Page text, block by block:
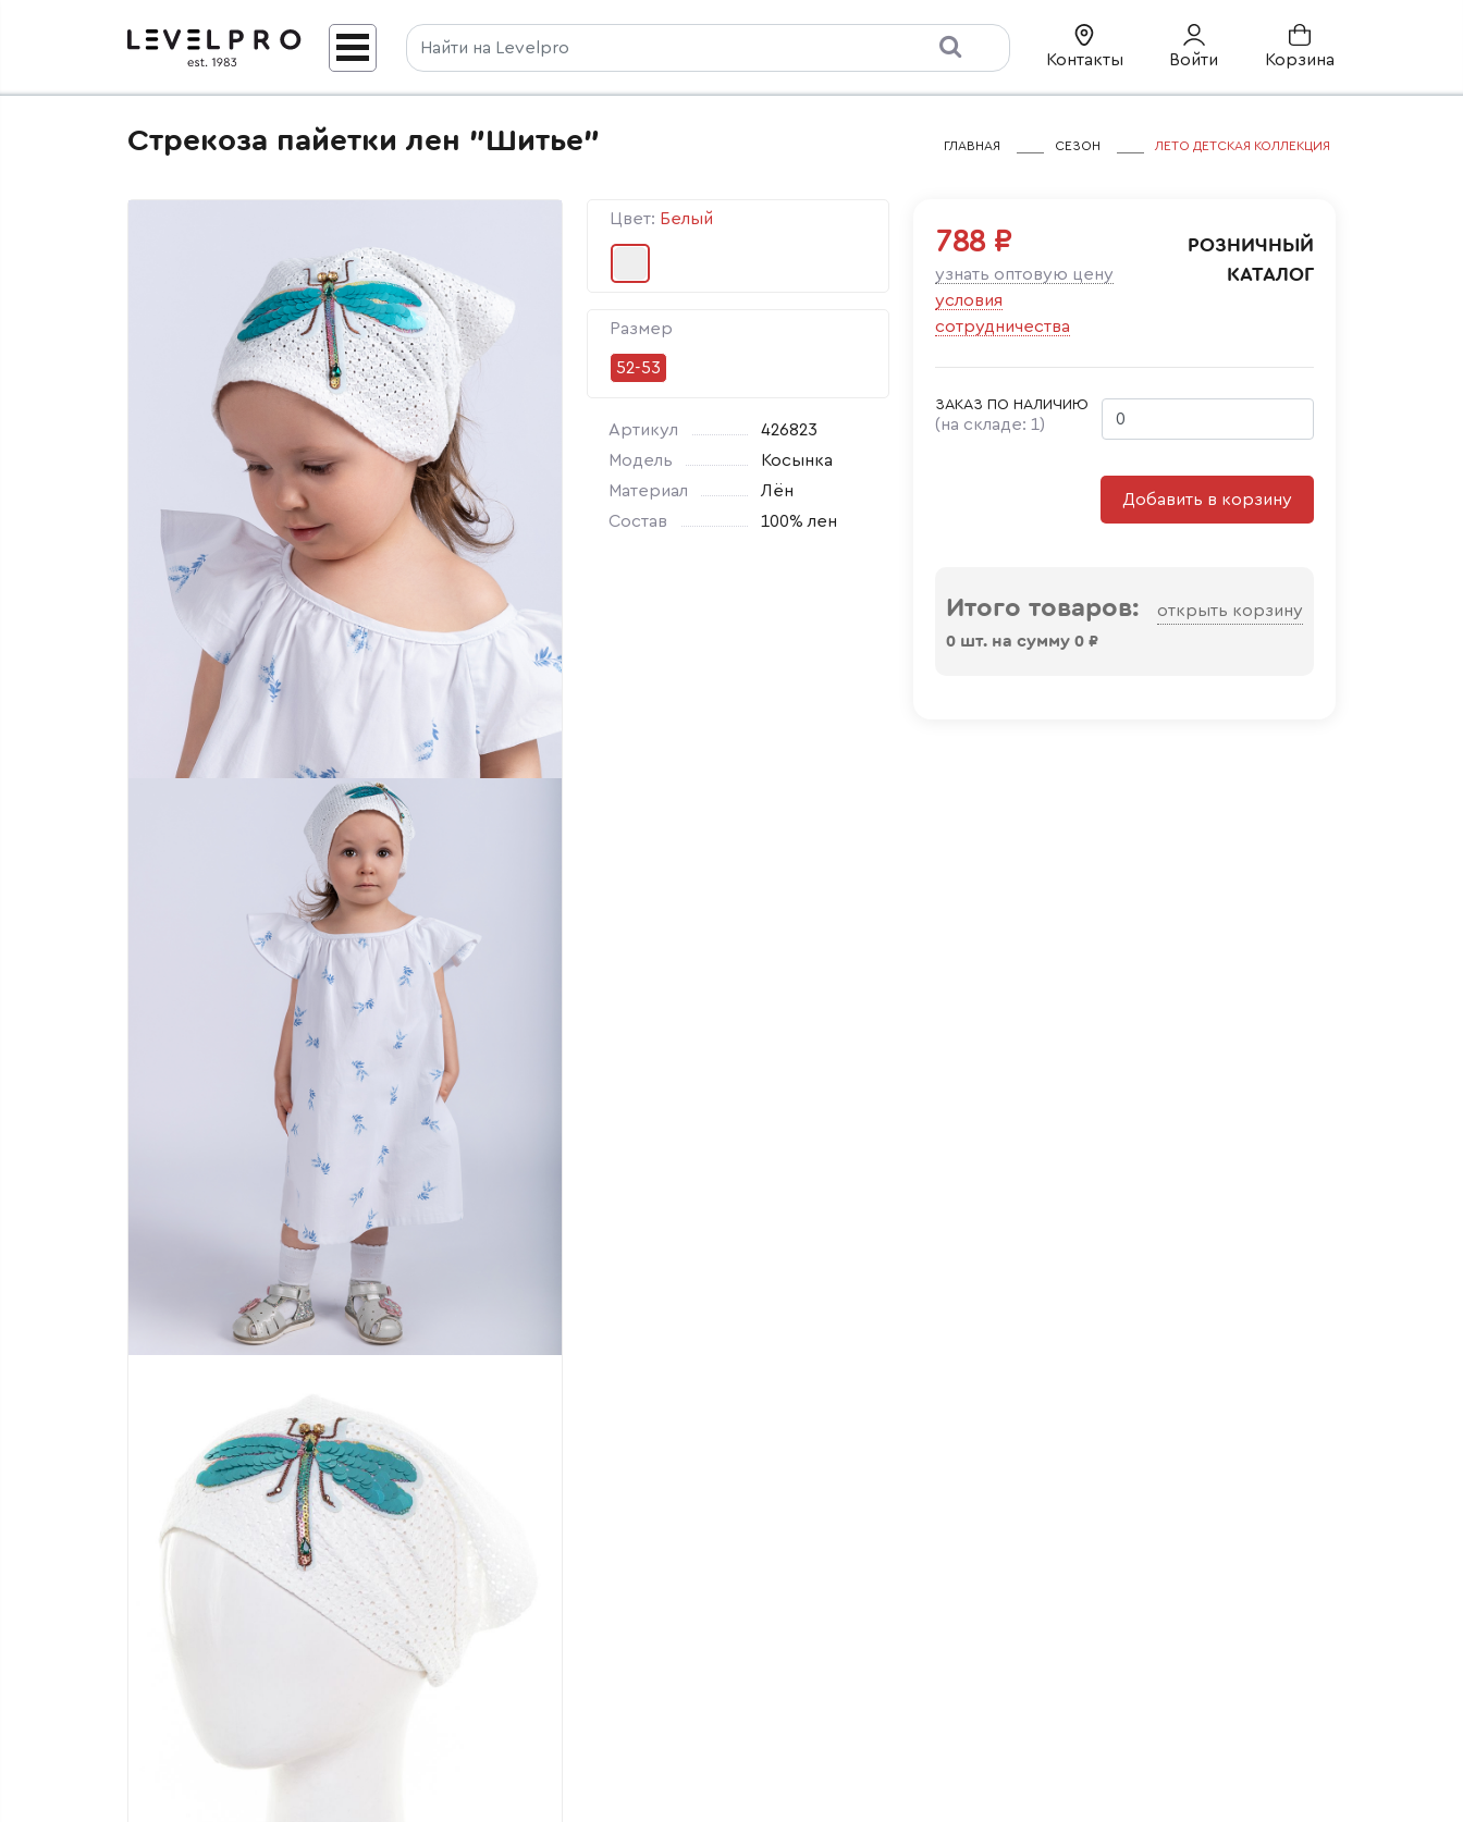
Контакты Войти Корзина
Стрекоза пайетки лен "Шитье" ГЛАВНАЯ СЕЗОН ЛЕТО ДЕТСКАЯ КОЛЛЕКЦИЯ
Цвет: Белый
Размер
52-53
Артикул
426823
Модель
Косынка
Материал
Лён
Состав
100% лен
788 ₽
узнать оптовую цену
условия
сотрудничества
РОЗНИЧНЫЙ
КАТАЛОГ
ЗАКАЗ ПО НАЛИЧИЮ
(на складе: 1 )
Добавить в корзину
Итого товаров:
0шт. на сумму 0₽
открыть корзину